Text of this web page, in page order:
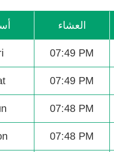
العشاء
07:49 PM
07:49 PM
07:48 PM
07:48 PM